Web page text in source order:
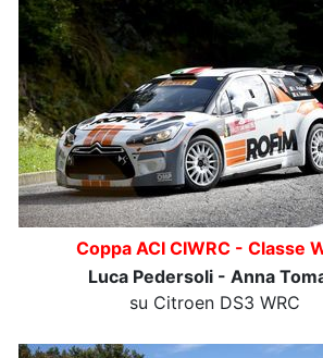
Coppa ACI CIWRC - Classe
Luca Pedersoli - Anna
su Citroen DS3 WRC